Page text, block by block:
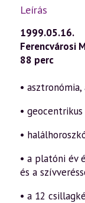
Leírás
1999.05.16.
Ferencvárosi
88 perc
•
•
•
• a platóni év
és a
• a 12